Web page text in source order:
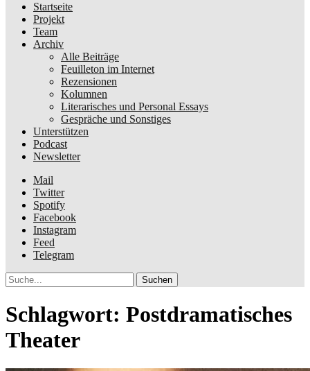
Startseite
Projekt
Team
Archiv
Alle Beiträge
Feuilleton im Internet
Rezensionen
Kolumnen
Literarisches und Personal Essays
Gespräche und Sonstiges
Unterstützen
Podcast
Newsletter
Mail
Twitter
Spotify
Facebook
Instagram
Feed
Telegram
Suche
Schlagwort: Postdramatisches
Theater